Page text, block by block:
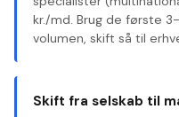
kr./md. Brug de første
volumen, skift så til
Skift fra selskab til